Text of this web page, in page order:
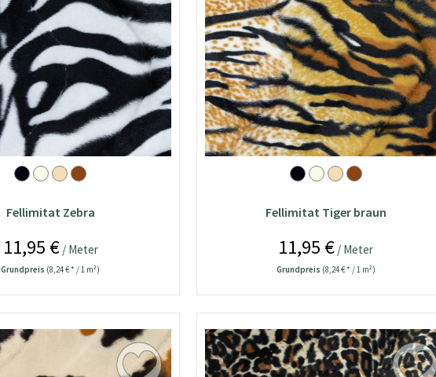
Fellimitat Zebra
11,95 €/ Meter
Grundpreis (8,24 € * / 1 m²)
Fellimitat Tiger braun
11,95 € / Meter
Grundpreis (8,24 € * / 1 m²)